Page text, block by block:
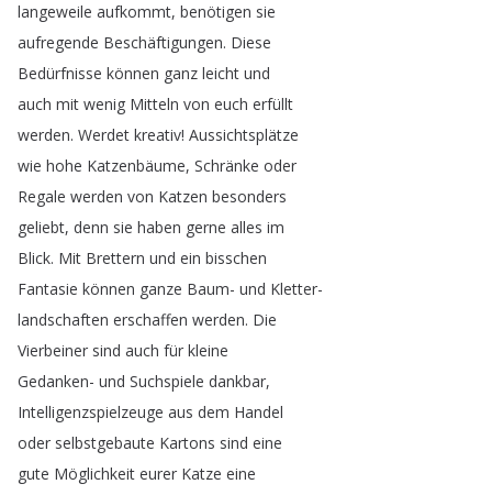
langeweile aufkommt, benötigen sie
aufregende Beschäftigungen. Diese
Bedürfnisse können ganz leicht und
auch mit wenig Mitteln von euch erfüllt
werden. Werdet kreativ! Aussichtsplätze
wie hohe Katzenbäume, Schränke oder
Regale werden von Katzen besonders
geliebt, denn sie haben gerne alles im
Blick. Mit Brettern und ein bisschen
Fantasie können ganze Baum- und Kletter-
landschaften erschaffen werden. Die
Vierbeiner sind auch für kleine
Gedanken- und Suchspiele dankbar,
Intelligenzspielzeuge aus dem Handel
oder selbstgebaute Kartons sind eine
gute Möglichkeit eurer Katze eine